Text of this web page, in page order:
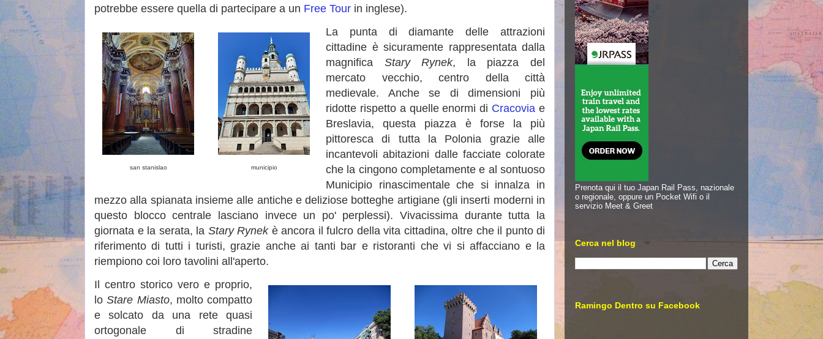
potrebbe essere quella di partecipare a un Free Tour in inglese).
san stanislao municipio
La punta di diamante delle attrazioni
cittadine è sicuramente rappresentata dalla
magnifica Stary Rynek, la piazza del
mercato vecchio, centro della città
medievale. Anche se di dimensioni più
ridotte rispetto a quelle enormi di Cracovia e
Breslavia, questa piazza è forse la più
pittoresca di tutta la Polonia grazie alle
incantevoli abitazioni dalle facciate colorate
che la cingono completamente e al sontuoso
Municipio rinascimentale che si innalza in
mezzo alla spianata insieme alle antiche e deliziose botteghe artigiane (gli inserti moderni in
questo blocco centrale lasciano invece un po' perplessi). Vivacissima durante tutta la
giornata e la serata, la Stary Rynekè ancora il fulcro della vita cittadina, oltre che il punto di
riferimento di tutti i turisti, grazie anche ai tanti bar e ristoranti che vi si affacciano e la
riempiono coi loro tavolini all'aperto.
Il centro storico vero e proprio,
loStare Miasto, molto compatto
e solcato da una rete quasi
ortogonale di stradine
Prenota qui il tuo Japan Rail Pass, nazionale
o regionale, oppure un Pocket Wifi o il
servizio Meet & Greet
Cerca nel blog
Ramingo Dentro su Facebook